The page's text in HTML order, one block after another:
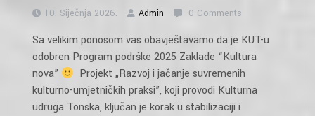
10. Siječnja 2026. Admin 0 Comments
Sa velikim ponosom vas obavještavamo da je KUT-u
odobren Program podrške 2025 Zaklade “Kultura
nova”
Projekt „Razvoj i jačanje suvremenih
kulturno-umjetničkih praksi”, koji provodi Kulturna
udruga Tonska, ključan je korak u stabilizaciji i